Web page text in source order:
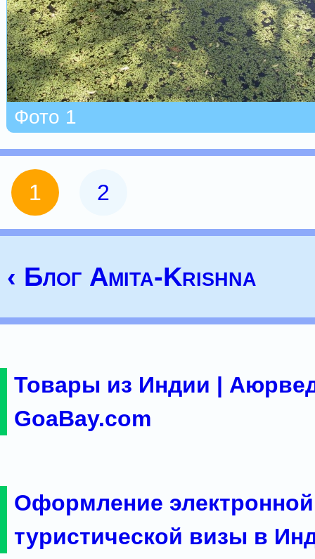
Фото 1
1 2
‹ Блог Amita-Krishna
Товары из Индии |
GoaBay.com
Оформление электронной
туристической визы в